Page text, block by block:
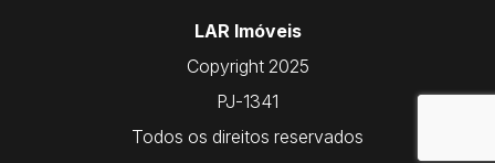
LAR Imóveis
Copyright 2025
PJ-1341
Todos os direitos reservados